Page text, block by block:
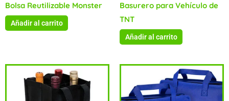
Bolsa Reutilizable Monster
Añadir al carrito
Basurero para Vehículo de
TNT
Añadir al carrito